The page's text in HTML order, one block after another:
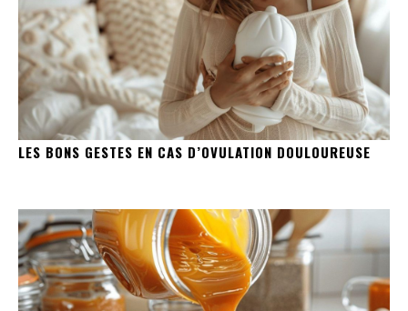
LES BONS GESTES EN CAS D’OVULATION DOULOUREUSE